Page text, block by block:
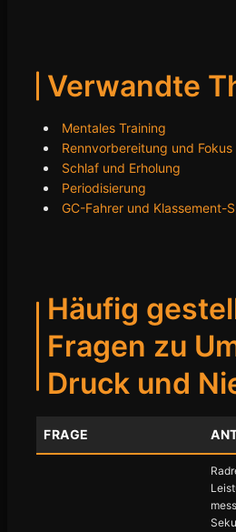
Verwandte
Mentales Training
Rennvorbereitung und Fokus
Schlaf und Erholung
Periodisierung
GC-Fahrer und Klassement-
Häufig
Fragen zu
Druck und
FRAGE